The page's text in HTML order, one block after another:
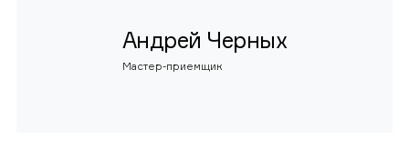
Андрей Черных
Мастер-приемщик